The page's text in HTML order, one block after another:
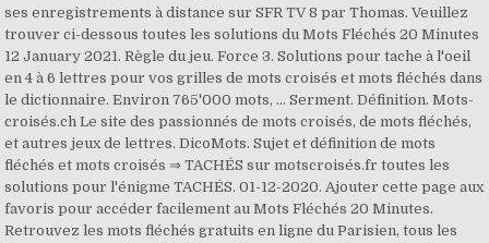
ses enregistrements à distance sur SFR TV 8 par Thomas. Veuillez
trouver ci-dessous toutes les solutions du Mots Fléchés 20 Minutes
12 January 2021. Règle du jeu. Force 3. Solutions pour tache à l'oeil
en 4 à 6 lettres pour vos grilles de mots croisés et mots fléchés dans
le dictionnaire. Environ 765'000 mots, … Serment. Définition. Mots-
croisés.ch Le site des passionnés de mots croisés, de mots fléchés,
et autres jeux de lettres. DicoMots. Sujet et définition de mots
fléchés et mots croisés ⇒ TACHÉS sur motscroisés.fr toutes les
solutions pour l'énigme TACHÉS. 01-12-2020. Ajouter cette page aux
favoris pour accéder facilement au Mots Fléchés 20 Minutes.
Retrouvez les mots fléchés gratuits en ligne du Parisien, tous les